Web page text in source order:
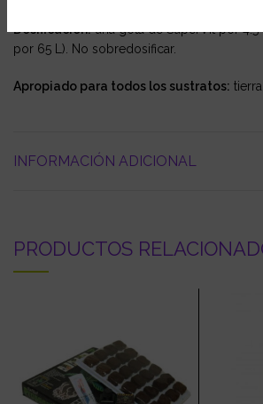
Dosificación:una gota de SuperVit por 4.5
por 65 L). No sobredosificar.
Apropiado para todos los sustratos:
INFORMACIÓN ADICIONAL
PRODUCTOS